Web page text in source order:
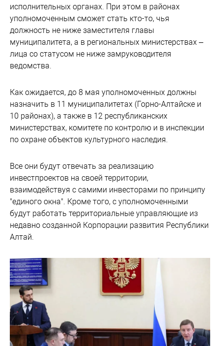
исполнительных органах. При этом в районах
уполномоченным сможет стать кто-то, чья
должность не ниже заместителя главы
муниципалитета, а в региональных министерствах –
лица со статусом не ниже замруководителя
ведомства.
Как ожидается, до 8 мая уполномоченных должны
назначить в 11 муниципалитетах (Горно-Алтайске и
10 районах), а также в 12 республиканских
министерствах, комитете по контролю и в инспекции
по охране объектов культурного наследия.
Все они будут отвечать за реализацию
инвестпроектов на своей территории,
взаимодействуя с самими инвесторами по принципу
"единого окна". Кроме того, с уполномоченными
будут работать территориальные управляющие из
недавно созданной Корпорации развития Республики
Алтай.